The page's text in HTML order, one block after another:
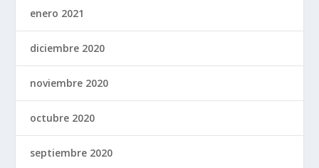
enero 2021
diciembre 2020
noviembre 2020
octubre 2020
septiembre 2020